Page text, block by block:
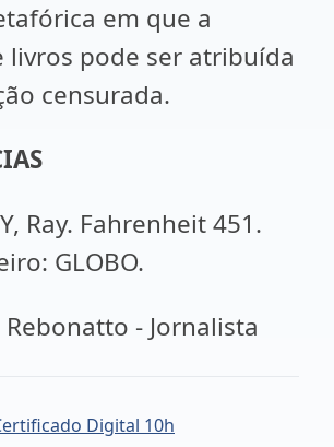
em que a
livros pode ser atribuída
censurada.
Ray. Fahrenheit 451.
GLOBO.
- Jornalista
Digital 10h